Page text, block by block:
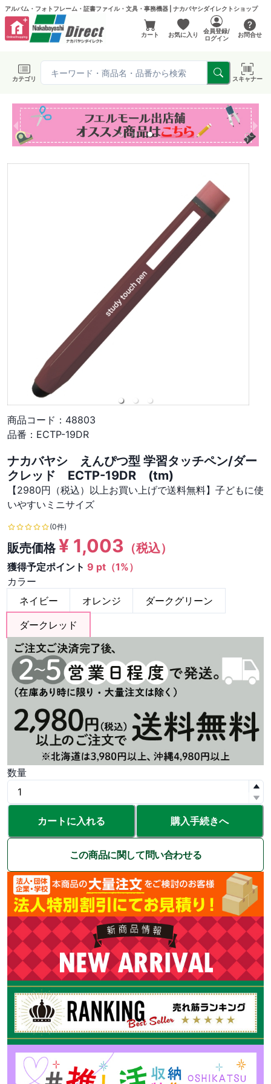
アルバム・フォトフレーム・証書ファイル・文具・事務機器 | ナカバヤシダイレクトショップ
カート お気に入り
会員登録/
ログイン
お問合せ
カテゴリ スキャナー
商品コード： 48803
品番： ECTP-19DR
ナカバヤシ えんぴつ型 学習タッチペン/ダー
クレッド ECTP-19DR (tm)
【2980円（税込）以上お買い上げで送料無料】子どもに使
いやすいミニサイズ
(0件)
販売価格¥ 1,003 （税込）
獲得予定ポイント 9 pt（1%）
カラー
ネイビー
オレンジ
ダークグリーン
ダークレッド
数量
カートに入れる 購入手続きへ
この商品に関して問い合わせる